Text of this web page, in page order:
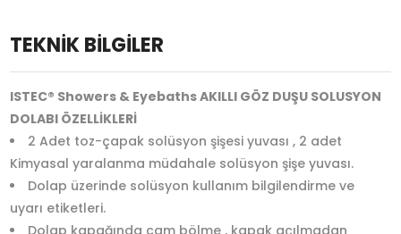
TEKNİK BİLGİLER
ISTEC® Showers & Eyebaths AKILLI GÖZ DUŞU SOLUSYON
DOLABI ÖZELLİKLERİ
2 Adet toz-çapak solüsyon şişesi yuvası , 2 adet
Kimyasal yaralanma müdahale solüsyon şişe yuvası.
Dolap üzerinde solüsyon kullanım bilgilendirme ve
uyarı etiketleri.